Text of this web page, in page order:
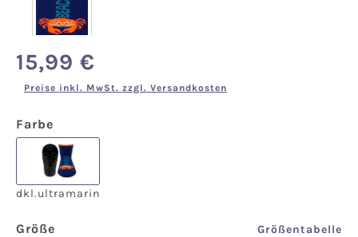
Regulärer Preis:
15,99 €
Preise inkl. MwSt. zzgl. Versandkosten
Farbe
dkl.ultramarin
dkl.ultramarin
Größe Größentabelle